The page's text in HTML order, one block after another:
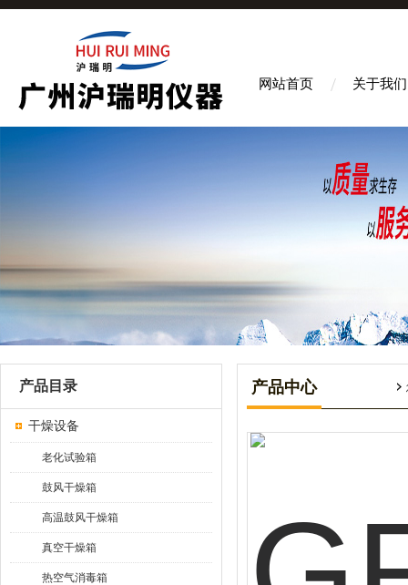
网站首页 关于我们
产品目录
干燥设备
老化试验箱
鼓风干燥箱
高温鼓风干燥箱
真空干燥箱
热空气消毒箱
产品中心